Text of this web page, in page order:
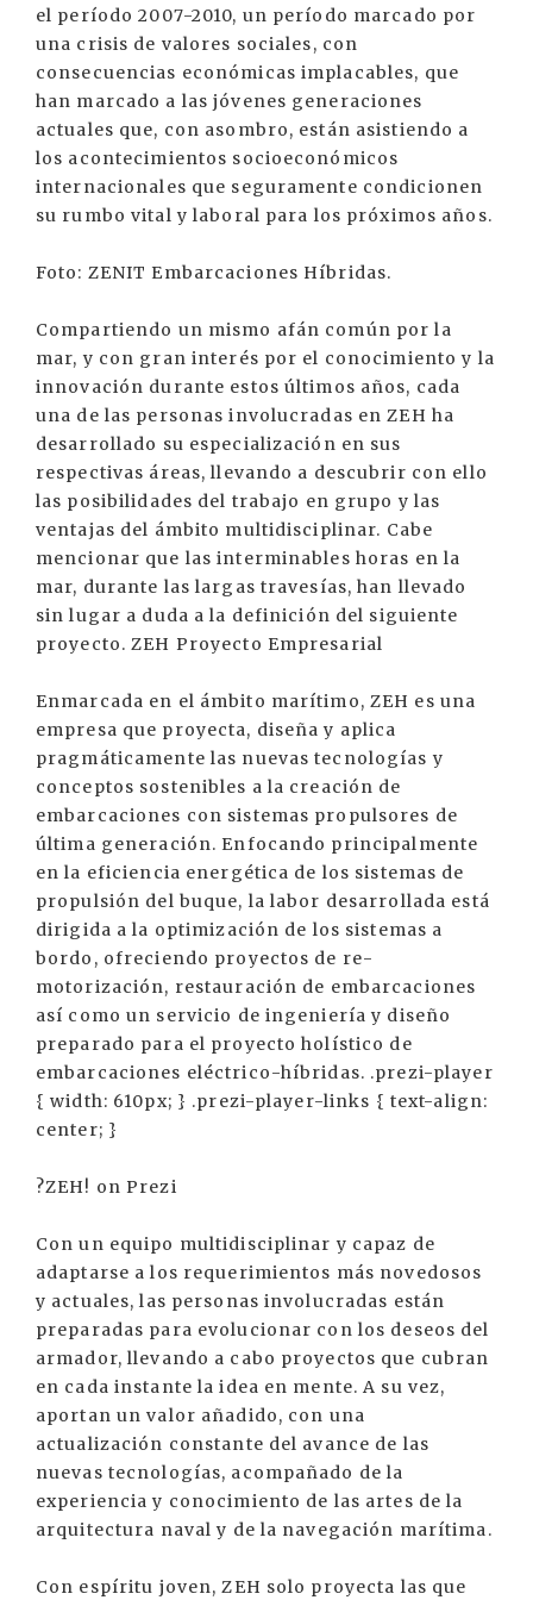
el período 2007-2010, un período marcado por
una crisis de valores sociales, con
consecuencias económicas implacables, que
han marcado a las jóvenes generaciones
actuales que, con asombro, están asistiendo a
los acontecimientos socioeconómicos
internacionales que seguramente condicionen
su rumbo vital y laboral para los próximos años.
Foto: ZENIT Embarcaciones Híbridas.
Compartiendo un mismo afán común por la
mar, y con gran interés por el conocimiento y la
innovación durante estos últimos años, cada
una de las personas involucradas en ZEH ha
desarrollado su especialización en sus
respectivas áreas, llevando a descubrir con ello
las posibilidades del trabajo en grupo y las
ventajas del ámbito multidisciplinar. Cabe
mencionar que las interminables horas en la
mar, durante las largas travesías, han llevado
sin lugar a duda a la definición del siguiente
proyecto. ZEH Proyecto Empresarial
Enmarcada en el ámbito marítimo, ZEH es una
empresa que proyecta, diseña y aplica
pragmáticamente las nuevas tecnologías y
conceptos sostenibles a la creación de
embarcaciones con sistemas propulsores de
última generación. Enfocando principalmente
en la eficiencia energética de los sistemas de
propulsión del buque, la labor desarrollada está
dirigida a la optimización de los sistemas a
bordo, ofreciendo proyectos de re-
motorización, restauración de embarcaciones
así como un servicio de ingeniería y diseño
preparado para el proyecto holístico de
embarcaciones eléctrico-híbridas. .prezi-player
{ width: 610px; } .prezi-player-links { text-align:
center; }
?ZEH! on Prezi
Con un equipo multidisciplinar y capaz de
adaptarse a los requerimientos más novedosos
y actuales, las personas involucradas están
preparadas para evolucionar con los deseos del
armador, llevando a cabo proyectos que cubran
en cada instante la idea en mente. A su vez,
aportan un valor añadido, con una
actualización constante del avance de las
nuevas tecnologías, acompañado de la
experiencia y conocimiento de las artes de la
arquitectura naval y de la navegación marítima.
Con espíritu joven, ZEH solo proyecta las que